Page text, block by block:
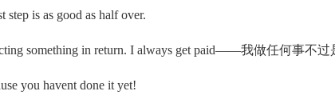
is as good as half over.
something in return. I always get paid——我做任何事不
you havent done it yet!